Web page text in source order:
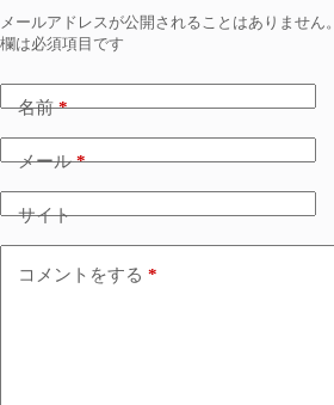
メールアドレスが公開されることはありません。
欄は必須項目です
名前*
メール*
サイト
コメントをする *